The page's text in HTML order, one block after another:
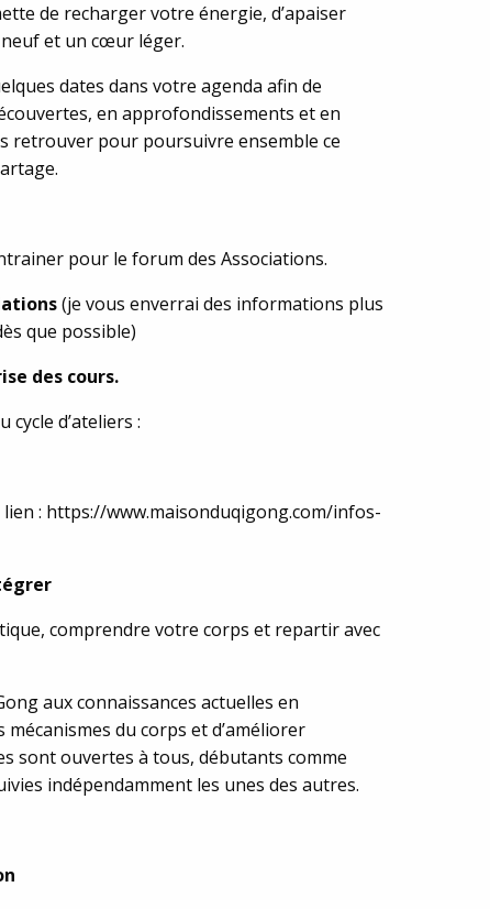
de recharger votre énergie, d’apaiser
et un cœur léger.
dates dans votre agenda afin de
en approfondissements et en
retrouver pour poursuivre ensemble ce
pour le forum des Associations.
(je vous enverrai des informations plus
que possible)
des cours.
d’ateliers :
: https://www.maisonduqigong.com/infos-
comprendre votre corps et repartir avec
aux connaissances actuelles en
du corps et d’améliorer
sont ouvertes à tous, débutants comme
indépendamment les unes des autres.